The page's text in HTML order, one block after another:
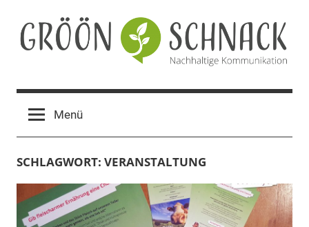
Inhalt
springen
Gröön
Schnack
Menü
SCHLAGWORT: VERANSTALTUNG